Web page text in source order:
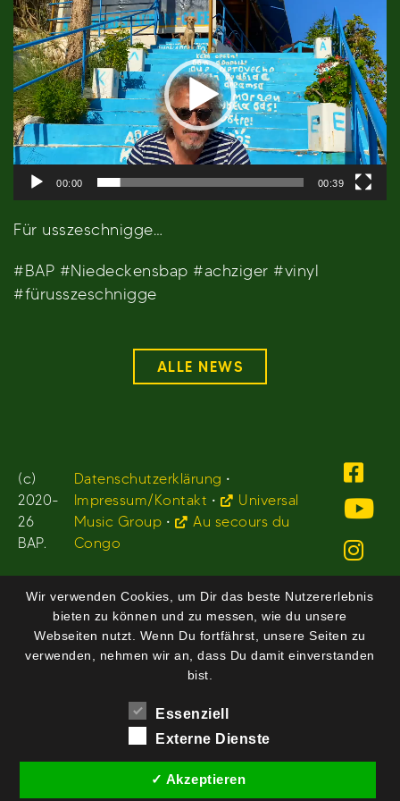
Player
00:00 00:39
Für usszeschnigge…
#BAP #Niedeckensbap #achziger #vinyl
#fürusszeschnigge
ALLE NEWS
(c)
2020-
26
BAP.
Datenschutzerklärung •
Impressum/Kontakt •
Universal
Music Group •
Au secours du
Congo
Wir verwenden Cookies, um Dir das beste Nutzererlebnis
bieten zu können und zu messen, wie du unsere
Webseiten nutzt. Wenn Du fortfährst, unsere Seiten zu
verwenden, nehmen wir an, dass Du damit einverstanden
bist.
Essenziell
Externe Dienste
✓ Akzeptieren